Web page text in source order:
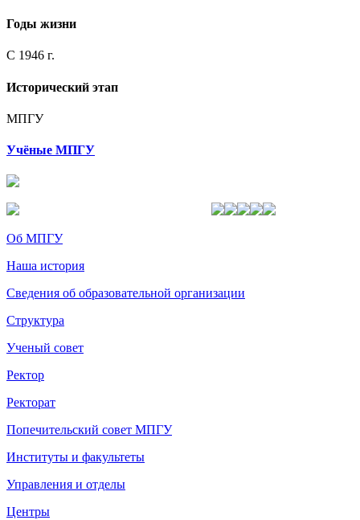
Годы жизни
С 1946 г.
Исторический этап
МПГУ
Учёные МПГУ
Об МПГУ
Наша история
Сведения об образовательной организации
Структура
Ученый совет
Ректор
Ректорат
Попечительский совет МПГУ
Институты и факультеты
Управления и отделы
Центры